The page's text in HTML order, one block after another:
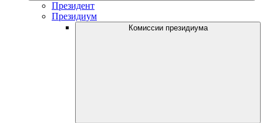
Президент
Президиум
Комиссии президиума